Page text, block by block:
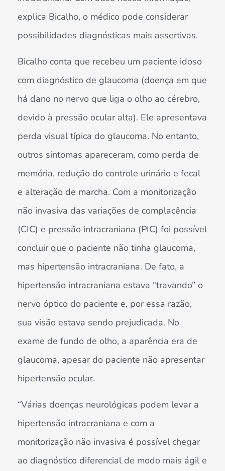
explica Bicalho, o médico pode considerar
possibilidades diagnósticas mais assertivas.
Bicalho conta que recebeu um paciente idoso
com diagnóstico de glaucoma (doença em que
há dano no nervo que liga o olho ao cérebro,
devido à pressão ocular alta). Ele apresentava
perda visual típica do glaucoma. No entanto,
outros sintomas apareceram, como perda de
memória, redução do controle urinário e fecal
e alteração de marcha. Com a monitorização
não invasiva das variações de complacência
(CIC) e pressão intracraniana (PIC) foi possível
concluir que o paciente não tinha glaucoma,
mas hipertensão intracraniana. De fato, a
hipertensão intracraniana estava “travando” o
nervo óptico do paciente e, por essa razão,
sua visão estava sendo prejudicada. No
exame de fundo de olho, a aparência era de
glaucoma, apesar do paciente não apresentar
hipertensão ocular.
“Várias doenças neurológicas podem levar a
hipertensão intracraniana e com a
monitorização não invasiva é possível chegar
ao diagnóstico diferencial de modo mais ágil e